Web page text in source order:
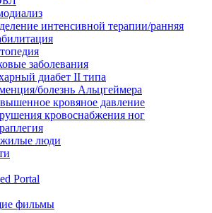
интенсивной терапии/ранняя
заболевания
диабет II типа
болезнь Альцгеймера
кровяное давление
кровоснабжения ног
люди
Portal
фильмы